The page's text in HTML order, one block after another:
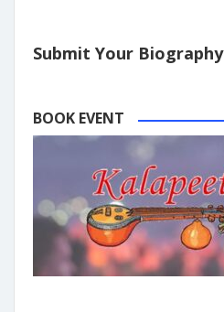
Submit Your Biography
BOOK EVENT